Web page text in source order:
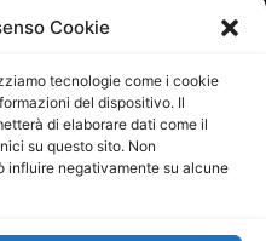
Cookie
tecnologie come i cookie
del dispositivo. Il
di elaborare dati come il
su questo sito. Non
influire negativamente su alcune
Scaglione
Maria Calabrese